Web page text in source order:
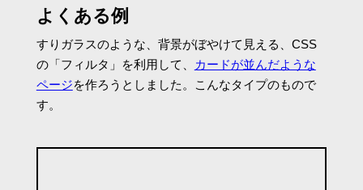
よくある例
すりガラスのような、背景がぼやけて見える、CSS
の「フィルタ」を利用して、
カードが並んだような
ページを作ろうとしました。こんなタイプのもので
す。